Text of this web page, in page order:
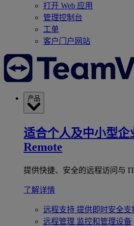
打开 Web 应用
管理控制台
工单
客户门户网站
产品
适合个人及中小型企
Remote
提供快捷、安全的远程访问与 IT
了解详情
远程支持 提供即时安全支
远程管理 监控和管理设备